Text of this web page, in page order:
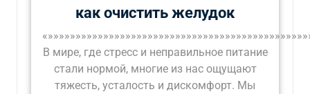
как очистить желудок
В мире, где стресс и неправильное питание
стали нормой, многие из нас ощущают
тяжесть, усталость и дискомфорт. Мы